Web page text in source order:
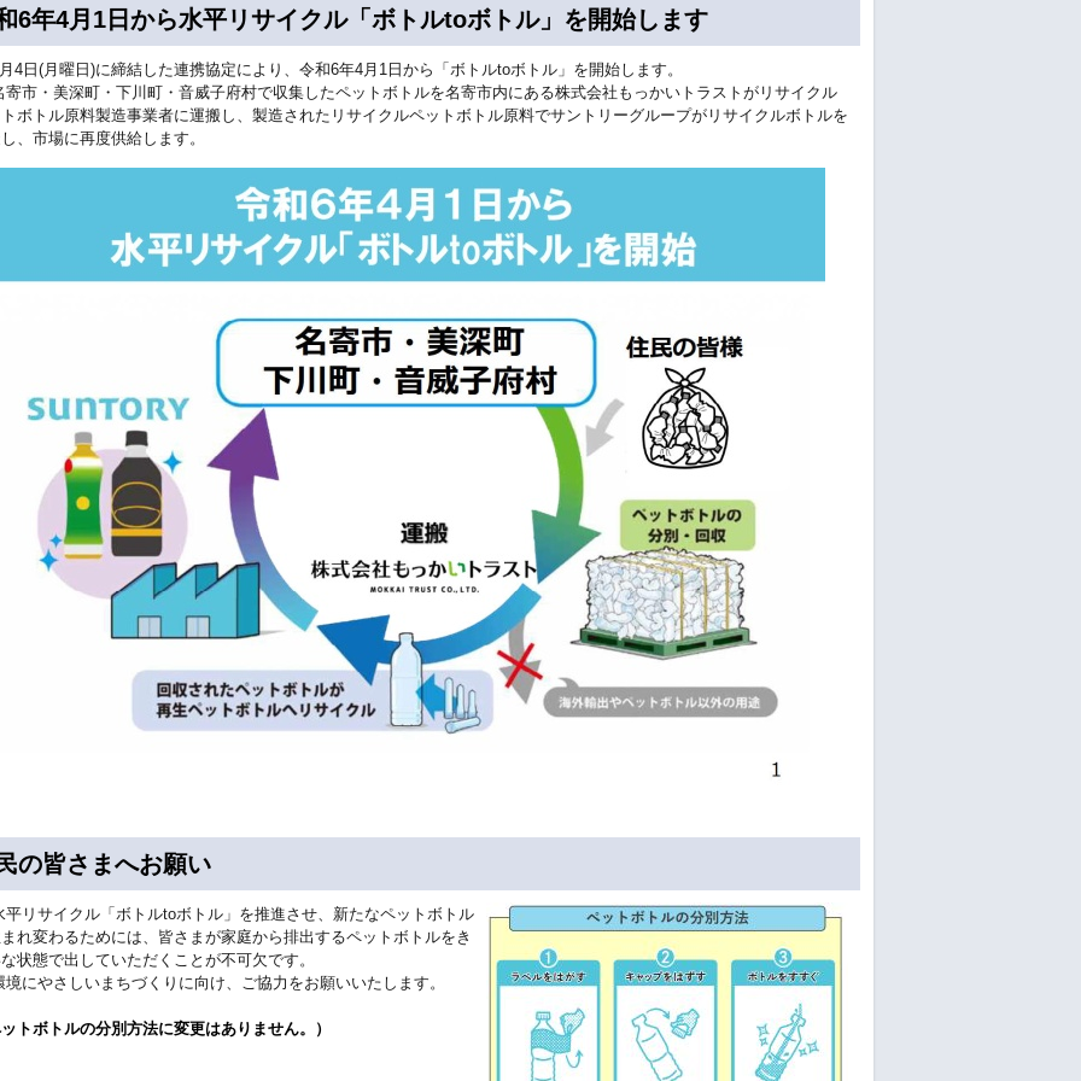
6年4月1日から水平リサイクル「ボトルtoボトル」を開始します
4日(月曜日)に締結した連携協定により、令和6年4月1日から「ボトルtoボトル」を開始します。
市・美深町・下川町・音威子府村で収集したペットボトルを名寄市内にある株式会社もっかいトラストがリサイクル
ボトル原料製造事業者に運搬し、製造されたリサイクルペットボトル原料でサントリーグループがリサイクルボトルを
、市場に再度供給します。
の皆さまへお願い
リサイクル「ボトルtoボトル」を推進させ、新たなペットボトル
れ変わるためには、皆さまが家庭から排出するペットボトルをき
状態で出していただくことが不可欠です。
にやさしいまちづくりに向け、ご協力をお願いいたします。
ットボトルの分別方法に変更はありません。）